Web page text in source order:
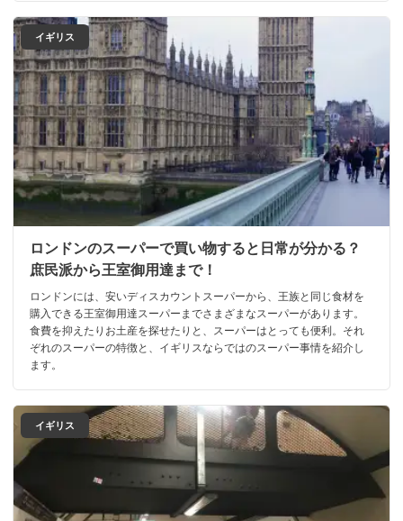
イギリス
ロンドンのスーパーで買い物すると日常が分かる？
庶民派から王室御用達まで！
ロンドンには、安いディスカウントスーパーから、王族と同じ食材を
購入できる王室御用達スーパーまでさまざまなスーパーがあります。
食費を抑えたりお土産を探せたりと、スーパーはとっても便利。それ
ぞれのスーパーの特徴と、イギリスならではのスーパー事情を紹介し
ます。
イギリス